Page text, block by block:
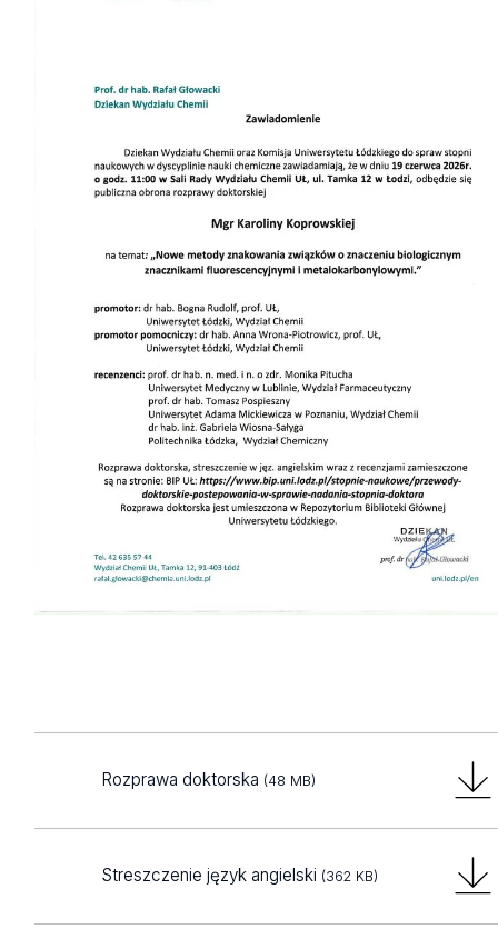
Rozprawa doktorska (48 MB)
Streszczenie język angielski (362 KB)